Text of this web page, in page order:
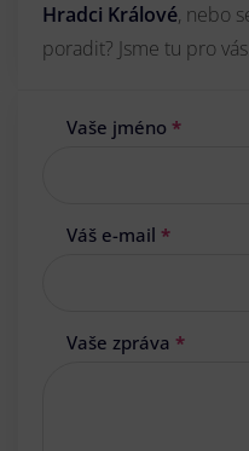
Hradci Králové, nebo
poradit? Jsme tu pro
Vaše jméno *
Váš e-mail *
Vaše zpráva *